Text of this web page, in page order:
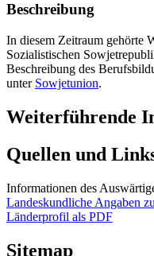
Beschreibung
In diesem Zeitraum gehörte
Sozialistischen
Beschreibung des
unter Sowjetunion.
Weiterführende
Quellen und
Informationen des
Landeskundliche Angaben
Länderprofil als PDF
Sitemap